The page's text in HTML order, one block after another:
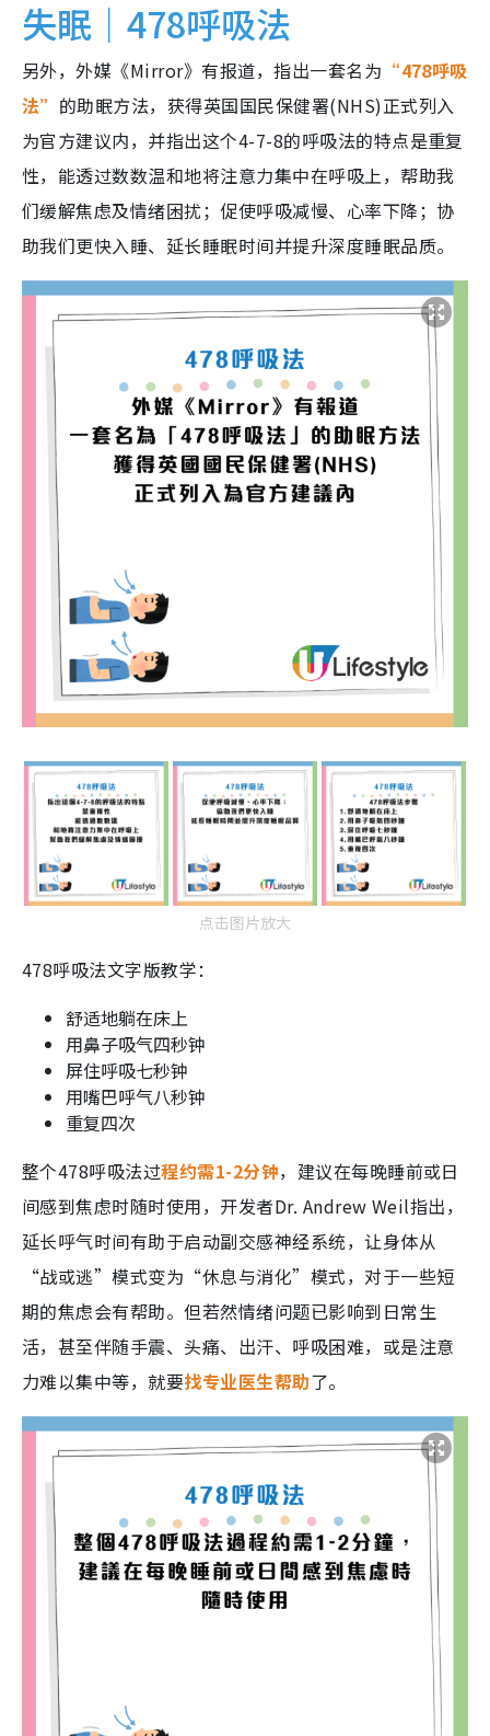
失眠｜478呼吸法
另外，外媒《Mirror》有报道，指出一套名为 “478呼吸
法” 的助眠方法，获得英国国民保健署(NHS)正式列入
为官方建议内，并指出这个4-7-8的呼吸法的特点是重复
性，能透过数数温和地将注意力集中在呼吸上，帮助我
们缓解焦虑及情绪困扰；促使呼吸减慢、心率下降；协
助我们更快入睡、延长睡眠时间并提升深度睡眠品质。
点击图片放大
478呼吸法文字版教学：
舒适地躺在床上
用鼻子吸气四秒钟
屏住呼吸七秒钟
用嘴巴呼气八秒钟
重复四次
整个478呼吸法过程约需1-2分钟，建议在每晚睡前或日
间感到焦虑时随时使用，开发者Dr. Andrew Weil指出，
延长呼气时间有助于启动副交感神经系统，让身体从
“战或逃”模式变为“休息与消化”模式，对于一些短
期的焦虑会有帮助。但若然情绪问题已影响到日常生
活，甚至伴随手震、头痛、出汗、呼吸困难，或是注意
力难以集中等，就要找专业医生帮助了。